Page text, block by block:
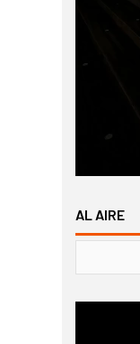
AL AIRE